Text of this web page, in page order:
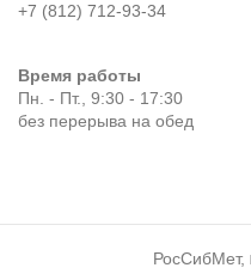
+7 (812) 712-93-34
Время работы
Пн. - Пт., 9:30 - 17:30
без перерыва на обед
РосСибМет,